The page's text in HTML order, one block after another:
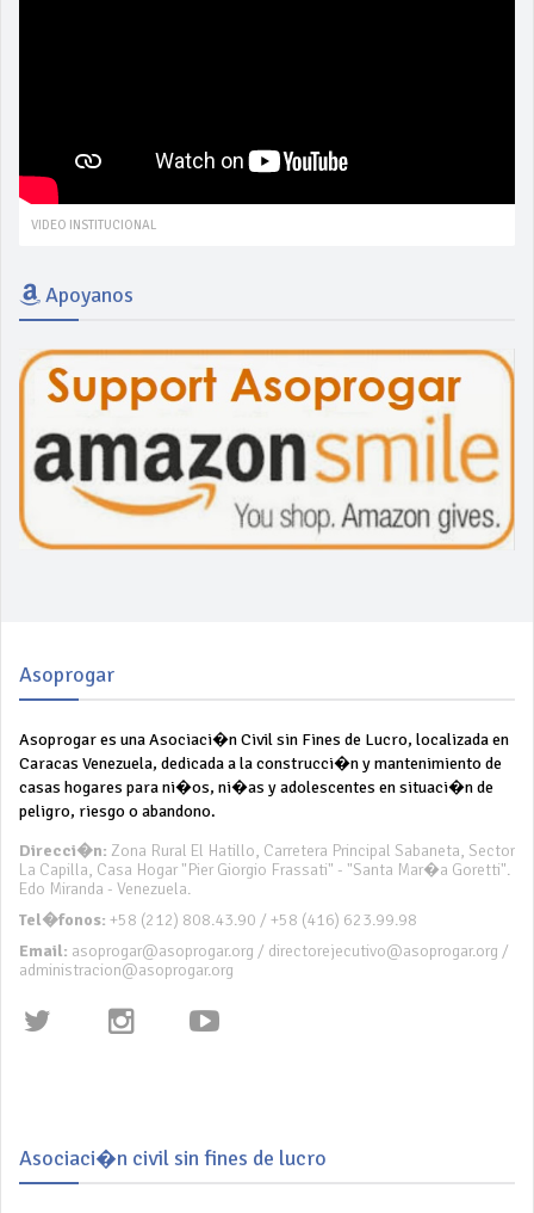
VIDEO INSTITUCIONAL
Apoyanos
Asoprogar
Asoprogar es una Asociaci�n Civil sin Fines de Lucro, localizada en
Caracas Venezuela, dedicada a la construcci�n y mantenimiento de
casas hogares para ni�os, ni�as y adolescentes en situaci�n de
peligro, riesgo o abandono.
Direcci�n: Zona Rural El Hatillo, Carretera Principal Sabaneta, Sector
La Capilla, Casa Hogar "Pier Giorgio Frassati" - "Santa Mar�a Goretti".
Edo Miranda - Venezuela.
Tel�fonos: +58 (212) 808.43.90 / +58 (416) 623.99.98
Email: asoprogar@asoprogar.org / directorejecutivo@asoprogar.org /
administracion@asoprogar.org
Asociaci�n civil sin fines de lucro